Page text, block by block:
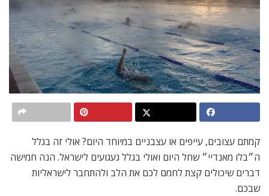
קמתם עצובים, עייפים או עצבניים במיוחד היום? אולי זה בגלל
ה״בלו מאנדיי״ שחל היום ואולי בגלל געגועים לישראל. הנה חמישה
דברים שיכולים קצת לחמם לכם את הלב ולהתחבר לישראליות
שבכם.